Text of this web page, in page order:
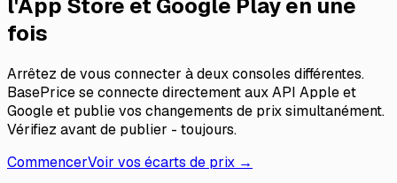
l'App Store et Google Play en une
fois
Arrêtez de vous connecter à deux consoles différentes.
BasePrice se connecte directement aux API Apple et
Google et publie vos changements de prix simultanément.
Vérifiez avant de publier - toujours.
CommencerVoir vos écarts de prix →